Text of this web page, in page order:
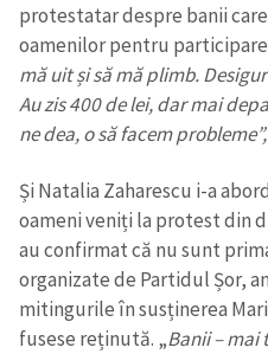
protestatar despre banii
oamenilor pentru
mă uit și să mă plimb.
Au zis 400 de lei, dar mai
ne dea, o să facem probleme”,
Și Natalia Zaharescu i-a
oameni veniți la protest din
au confirmat că nu sunt
organizate de Partidul Șor,
mitingurile în susținerea
fusese reținută. „Banii – mai